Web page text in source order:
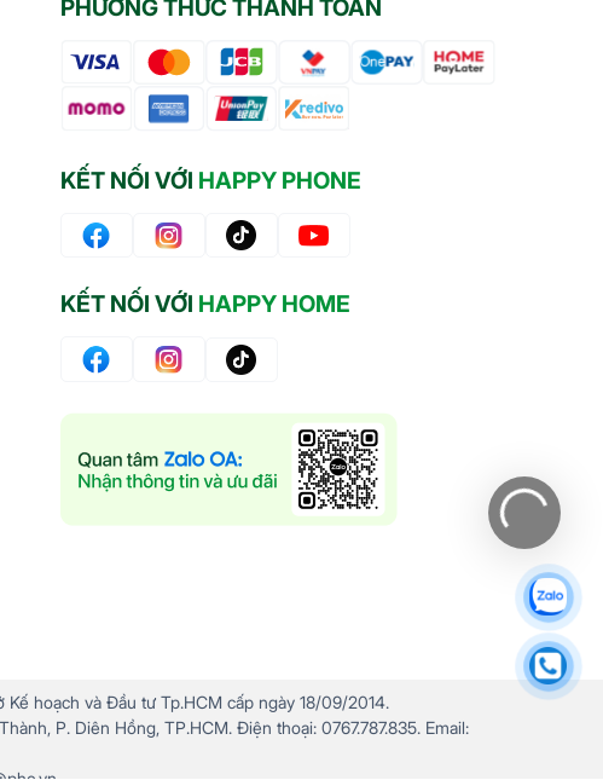
PHƯƠNG THỨC THANH TOÁN
KẾT NỐI VỚI HAPPY PHONE
KẾT NỐI VỚI HAPPY HOME
hoạch và Đầu tư Tp.HCM cấp ngày 18/09/2014.
P. Diên Hồng, TP.HCM. Điện thoại: 0767.787.835. Email: